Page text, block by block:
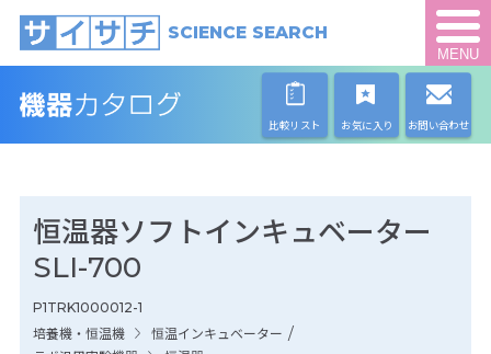
SCIENCE SEARCH
MENU
比較リスト お気に入り お問い合わせ
恒温器ソフトインキュベーター
SLI-700
P1TRK1000012-1
培養機・恒温機
恒温インキュベーター /